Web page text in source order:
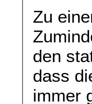
Zu
den
dass
immer